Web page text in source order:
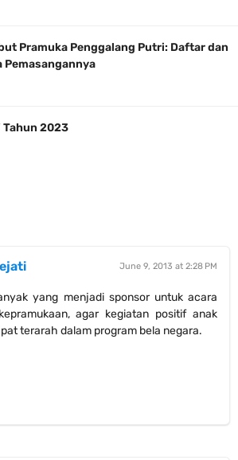
Pramuka Penggalang Putri: Daftar dan
Pemasangannya
Tahun 2023
June 9, 2013 at 2:28 PM
yang menjadi sponsor untuk acara
agar kegiatan positif anak
terarah dalam program bela negara.